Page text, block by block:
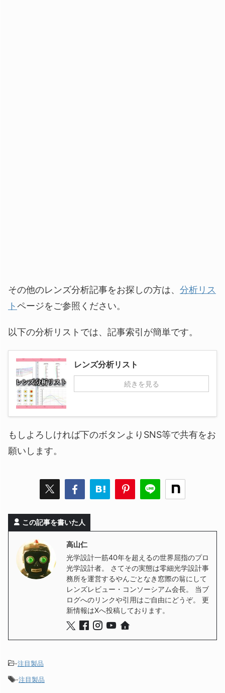
その他のレンズ分析記事をお探しの方は、 分析リス
トページをご参照ください。
以下の分析リストでは、記事索引が簡単です。
レンズ分析リスト
続きを見る
もしよろしければ下のボタンよりSNS等で共有をお
願いします。
この記事を書いた人
高山仁
光学設計一筋40年を超えるの世界屈指のプロ
光学設計者。 さてその実態は零細光学設計事
務所を運営するやんごとなき窓際の翁にして
レンズレビュー・コンソーシアム会長。 当ブ
ログへのリンクや引用はご自由にどうぞ。 更
新情報はXへ投稿しております。
-注目製品
-注目製品